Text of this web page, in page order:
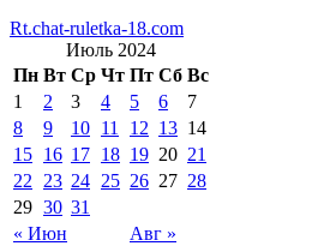
Rt.chat-ruletka-18.com
Июль 2024
Пн Вт Ср Чт Пт Сб Вс
« Июн Авг »
1 2 3 4 5 6
7
8
9 10 11 12 13 14
15 16 17 18 19 20 21
22
23 24 25 26 27 28
29 30 31